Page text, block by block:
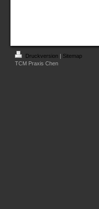
Druckversion | Sitemap
TCM Praxis Chen